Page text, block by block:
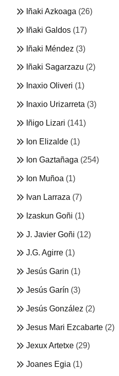
Iñaki Azkoaga (26)
Iñaki Galdos (17)
Iñaki Méndez (3)
Iñaki Sagarzazu (2)
Inaxio Oliveri (1)
Inaxio Urizarreta (3)
Iñigo Lizari (141)
Ion Elizalde (1)
Ion Gaztañaga (254)
Ion Muñoa (1)
Ivan Larraza (7)
Izaskun Goñi (1)
J. Javier Goñi (12)
J.G. Agirre (1)
Jesús Garin (1)
Jesús Garín (3)
Jesús González (2)
Jesus Mari Ezcabarte (2)
Jexux Artetxe (29)
Joanes Egia (1)